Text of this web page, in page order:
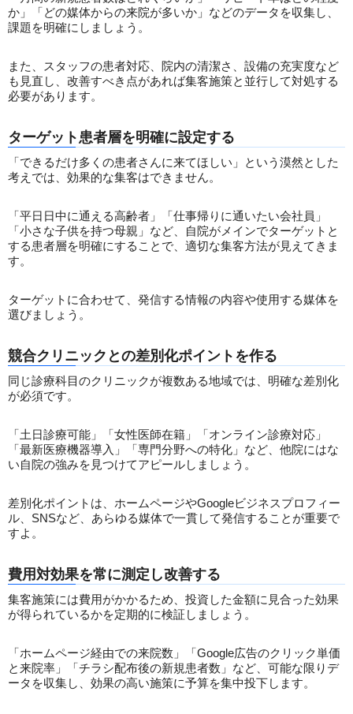
か」「どの媒体からの来院が多いか」などのデータを収集し、
課題を明確にしましょう。
また、スタッフの患者対応、院内の清潔さ、設備の充実度など
も見直し、改善すべき点があれば集客施策と並行して対処する
必要があります。
ターゲット患者層を明確に設定する
「できるだけ多くの患者さんに来てほしい」という漠然とした
考えでは、効果的な集客はできません。
「平日日中に通える高齢者」「仕事帰りに通いたい会社員」
「小さな子供を持つ母親」など、自院がメインでターゲットと
する患者層を明確にすることで、適切な集客方法が見えてきま
す。
ターゲットに合わせて、発信する情報の内容や使用する媒体を
選びましょう。
競合クリニックとの差別化ポイントを作る
同じ診療科目のクリニックが複数ある地域では、明確な差別化
が必須です。
「土日診療可能」「女性医師在籍」「オンライン診療対応」
「最新医療機器導入」「専門分野への特化」など、他院にはな
い自院の強みを見つけてアピールしましょう。
差別化ポイントは、ホームページやGoogleビジネスプロフィー
ル、SNSなど、あらゆる媒体で一貫して発信することが重要で
すよ。
費用対効果を常に測定し改善する
集客施策には費用がかかるため、投資した金額に見合った効果
が得られているかを定期的に検証しましょう。
「ホームページ経由での来院数」「Google広告のクリック単価
と来院率」「チラシ配布後の新規患者数」など、可能な限りデ
ータを収集し、効果の高い施策に予算を集中投下します。